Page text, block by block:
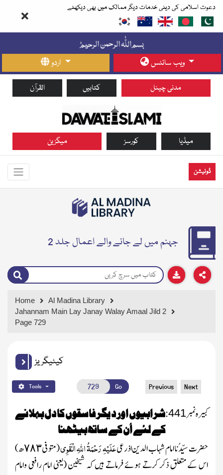
دعوت اسلامی کی دینی خدمات دیگر ممالک میں بھی دیکھئے
اردو ویب سائٹس
القرآن کتابیں مدنی چینل
میگزین کورسز میڈیا
ڈونیشن
جہنم میں لے جانے والے اعمال جلد 2
Home
Al Madina Library
Jahannam Main Lay Janay Walay Amaal Jild 2
Page 729
کیٹیگریز
Tools Go Previous Next
کبیرہ نمبر441
:شرابیوں اور د یگر فاسقوں کا دل بہلانے
کے لئے اُن کے ساتھ بیٹھنا
حضرت سیِّدُنا امام شہاب الدین اذرعیعَلَیْہِ رَحْمَۃُ اللہِ الْقَوِی(متوفی۷۸۳ھ)
اس کے متعلق ذکر کرتے ہوئے فرماتے ہیں کہ شیخین(یعنی امام رافعی وامام